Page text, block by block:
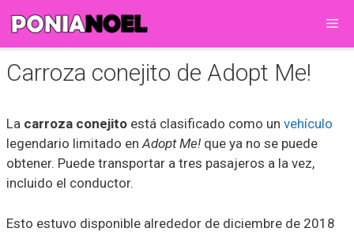
contenido
Carroza conejito de Adopt Me!
La carroza conejito está clasificado como un vehículo
legendario limitado enAdopt Me! que ya no se puede
obtener. Puede transportar a tres pasajeros a la vez,
incluido el conductor.
Esto estuvo disponible alrededor de diciembre de 2018